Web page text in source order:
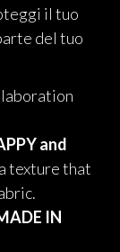
il tuo
del tuo
and
texture that
IN